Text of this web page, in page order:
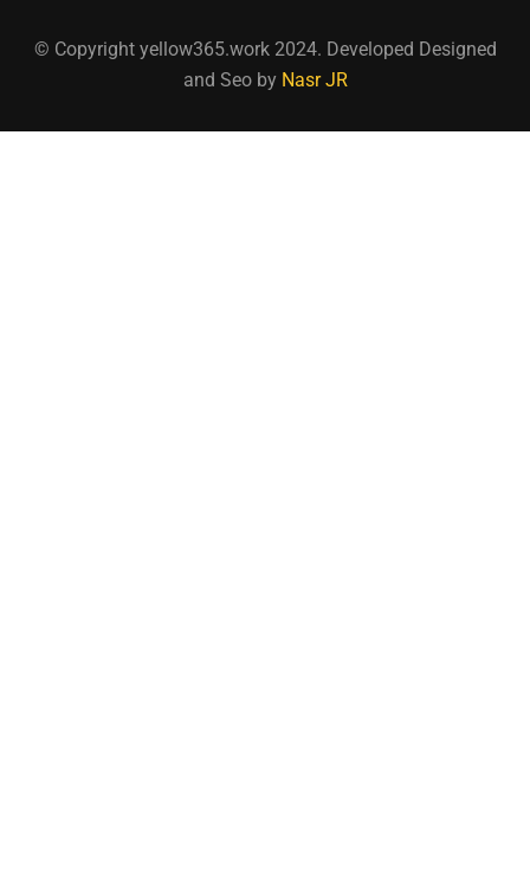
© Copyright yellow365.work 2024. Developed Designed
and Seo by Nasr JR